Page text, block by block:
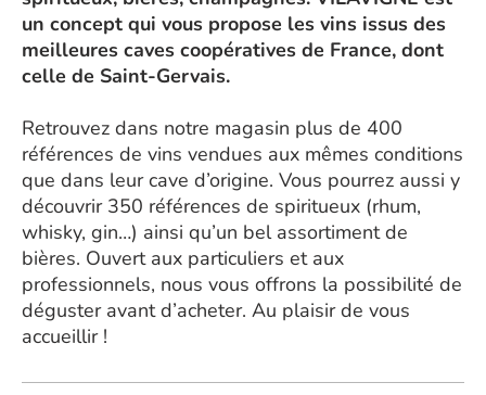
un concept qui vous propose les vins issus des
meilleures caves coopératives de France, dont
celle de Saint-Gervais.
Retrouvez dans notre magasin plus de 400
références de vins vendues aux mêmes conditions
que dans leur cave d’origine. Vous pourrez aussi y
découvrir 350 références de spiritueux (rhum,
whisky, gin…) ainsi qu’un bel assortiment de
bières. Ouvert aux particuliers et aux
professionnels, nous vous offrons la possibilité de
déguster avant d’acheter. Au plaisir de vous
accueillir !